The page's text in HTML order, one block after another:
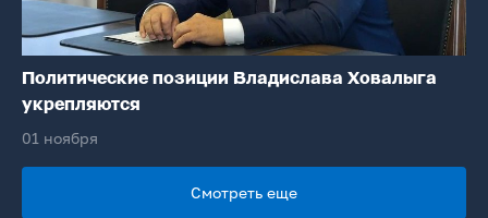
Политические позиции Владислава Ховалыга
укрепляются
01 ноября
Смотреть еще